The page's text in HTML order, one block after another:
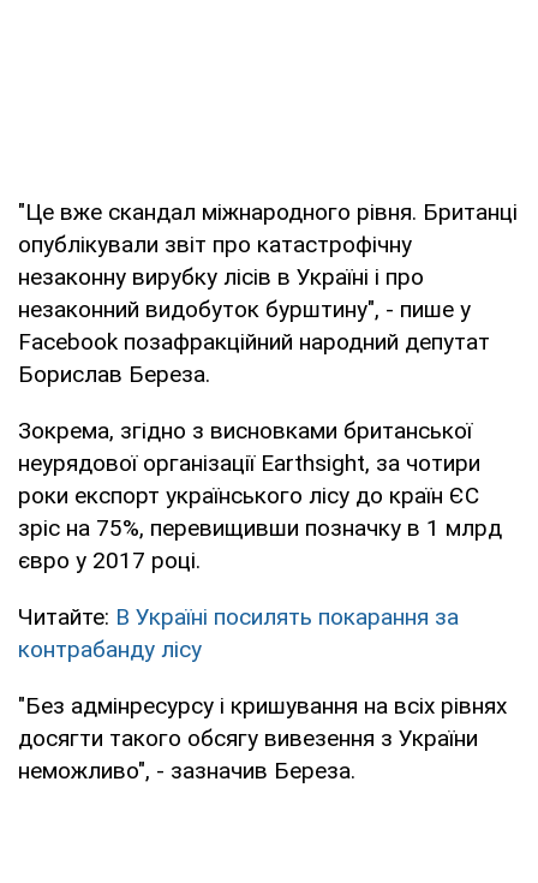
"Це вже скандал міжнародного рівня. Британці
опублікували звіт про катастрофічну
незаконну вирубку лісів в Україні і про
незаконний видобуток бурштину", - пише у
Facebook позафракційний народний депутат
Борислав Береза.
Зокрема, згідно з висновками британської
неурядової організації Earthsight, за чотири
роки експорт українського лісу до країн ЄС
зріс на 75%, перевищивши позначку в 1 млрд
євро у 2017 році.
Читайте: В Україні посилять покарання за
контрабанду лісу
"Без адмінресурсу і кришування на всіх рівнях
досягти такого обсягу вивезення з України
неможливо", - зазначив Береза.